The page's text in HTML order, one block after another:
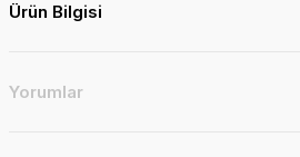
Ürün Bilgisi
Yorumlar